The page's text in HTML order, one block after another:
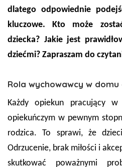
dlatego odpowiednie
kluczowe. Kto może
dziecka? Jakie jest
dziećmi? Zapraszam do
Rola wychowawcy w domu
Każdy opiekun pracujący
opiekuńczym w pewnym
rodzica. To sprawi, że
Odrzucenie, brak miłości i
skutkować poważnymi